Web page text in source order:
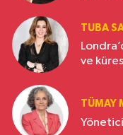
TUBA
ve
TÜMAY